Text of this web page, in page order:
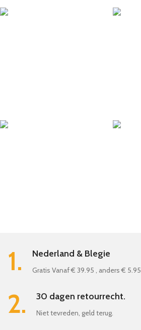
1. Nederland & Blegie
Gratis Vanaf € 39.95 , anders € 5.95
2. 30 dagen retourrecht.
Niet tevreden, geld terug.